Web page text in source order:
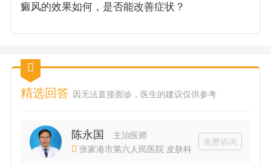
癜风的效果如何，是否能改善症状？
精选回答 因无法直接面诊，医生的建议仅供参考
陈永国
主治医师
张家港市第六人民医院 皮肤科
免费咨询